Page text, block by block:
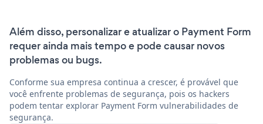
Além disso, personalizar e atualizar o Payment Form
requer ainda mais tempo e pode causar novos
problemas ou bugs.
Conforme sua empresa continua a crescer, é provável que
você enfrente problemas de segurança, pois os hackers
podem tentar explorar Payment Form vulnerabilidades de
segurança.